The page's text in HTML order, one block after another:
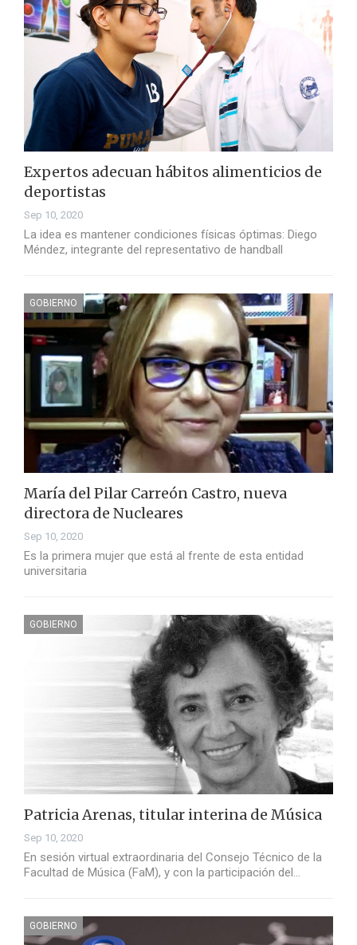
Expertos adecuan hábitos alimenticios de
deportistas
Sep 10, 2020
La idea es mantener condiciones físicas óptimas: Diego
Méndez, integrante del representativo de handball
GOBIERNO
María del Pilar Carreón Castro, nueva
directora de Nucleares
Sep 10, 2020
Es la primera mujer que está al frente de esta entidad
universitaria
GOBIERNO
Patricia Arenas, titular interina de Música
Sep 10, 2020
En sesión virtual extraordinaria del Consejo Técnico de la
Facultad de Música (FaM), y con la participación del…
GOBIERNO